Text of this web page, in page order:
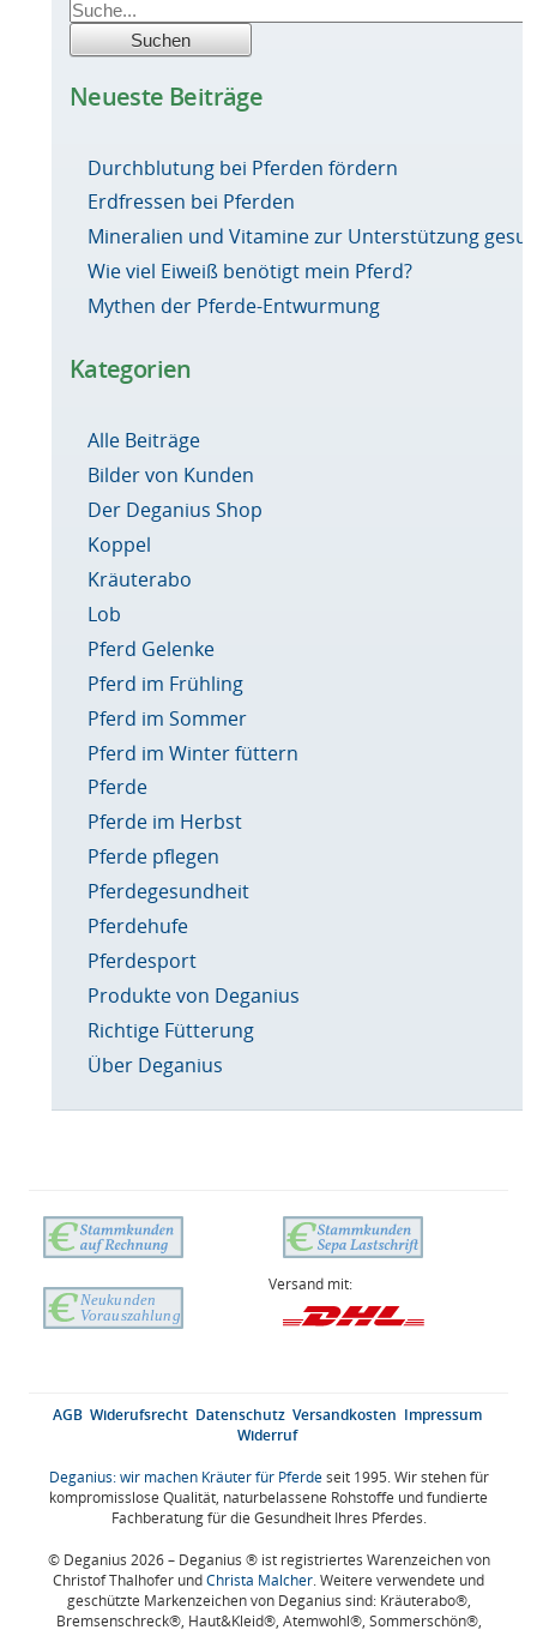
Neueste Beiträge
Durchblutung bei Pferden fördern
Erdfressen bei Pferden
Mineralien und Vitamine zur Unterstützung
Wie viel Eiweiß benötigt mein Pferd?
Mythen der Pferde-Entwurmung
Kategorien
Alle Beiträge
Bilder von Kunden
Der Deganius Shop
Koppel
Kräuterabo
Lob
Pferd Gelenke
Pferd im Frühling
Pferd im Sommer
Pferd im Winter füttern
Pferde
Pferde im Herbst
Pferde pflegen
Pferdegesundheit
Pferdehufe
Pferdesport
Produkte von Deganius
Richtige Fütterung
Über Deganius
Versand mit:
AGB Widerufsrecht Datenschutz Versandkosten Impressum
Widerruf
Deganius: wir machen Kräuter für Pferdeseit 1995. Wir stehen für
kompromisslose Qualität, naturbelassene Rohstoffe und fundierte
Fachberatung für die Gesundheit Ihres Pferdes.
© Deganius 2026 – Deganius ® ist registriertes Warenzeichen von
Christof Thalhofer undChrista Malcher. Weitere verwendete und
geschützte Markenzeichen von Deganius sind: Kräuterabo®,
Bremsenschreck®, Haut&Kleid®, Atemwohl®, Sommerschön®,